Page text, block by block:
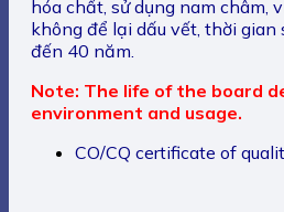
hóa chất, sử dụng nam châm,
không để lại dấu vết, thời gian
đến 40 năm.
Note: The life of the board
environment and usage.
CO/CQ certificate of